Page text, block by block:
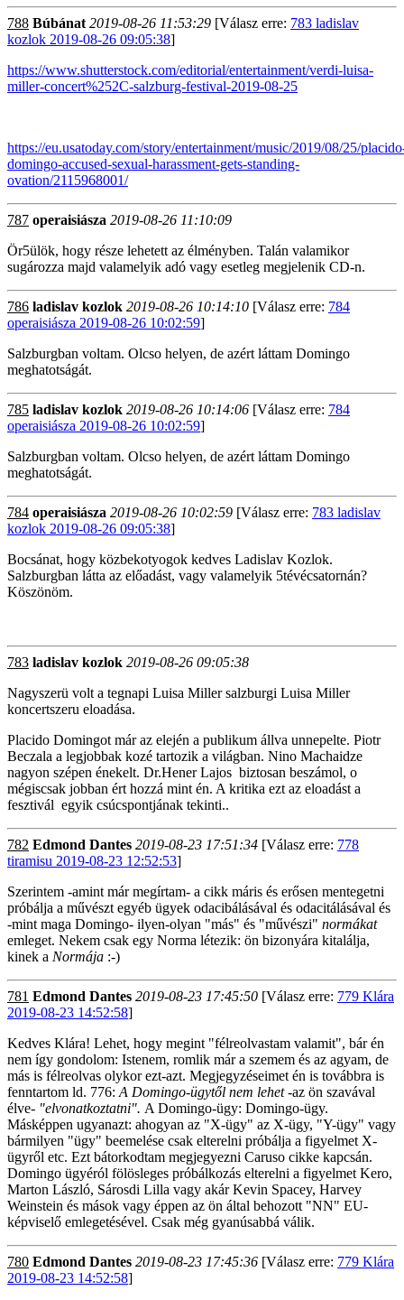
788 Búbánat 2019-08-26 11:53:29 [Válasz erre: 783 ladislav
kozlok 2019-08-26 09:05:38]
https://www.shutterstock.com/editorial/entertainment/verdi-luisa-
miller-concert%252C-salzburg-festival-2019-08-25
https://eu.usatoday.com/story/entertainment/music/2019/08/25/
domingo-accused-sexual-harassment-gets-standing-
ovation/2115968001/
787 operaisiásza 2019-08-26 11:10:09
Ör5ülök, hogy része lehetett az élményben. Talán valamikor
sugározza majd valamelyik adó vagy esetleg megjelenik CD-n.
786 ladislav kozlok 2019-08-26 10:14:10 [Válasz erre: 784
operaisiásza 2019-08-26 10:02:59]
Salzburgban voltam. Olcso helyen, de azért láttam Domingo
meghatotságát.
785 ladislav kozlok 2019-08-26 10:14:06 [Válasz erre: 784
operaisiásza 2019-08-26 10:02:59]
Salzburgban voltam. Olcso helyen, de azért láttam Domingo
meghatotságát.
784 operaisiásza 2019-08-26 10:02:59 [Válasz erre: 783 ladislav
kozlok 2019-08-26 09:05:38]
Bocsánat, hogy közbekotyogok kedves Ladislav Kozlok.
Salzburgban látta az előadást, vagy valamelyik 5tévécsatornán?
Köszönöm.
783 ladislav kozlok 2019-08-26 09:05:38
Nagyszerü volt a tegnapi Luisa Miller salzburgi Luisa Miller
koncertszeru eloadása.
Placido Domingot már az elején a publikum állva unnepelte. Piotr
Beczala a legjobbak kozé tartozik a világban. Nino Machaidze
nagyon szépen énekelt. Dr.Hener Lajos biztosan beszámol, o
mégiscsak jobban ért hozzá mint én. A kritika ezt az eloadást a
fesztivál egyik csúcspontjának tekinti..
782 Edmond Dantes 2019-08-23 17:51:34 [Válasz erre: 778
tiramisu 2019-08-23 12:52:53]
Szerintem -amint már megírtam- a cikk máris és erősen mentegetni
próbálja a művészt egyéb ügyek odacibálásával és odacitálásával és
-mint maga Domingo- ilyen-olyan "más" és "művészi" normákat
emleget. Nekem csak egy Norma létezik: ön bizonyára kitalálja,
kinek a Normája :-)
781 Edmond Dantes 2019-08-23 17:45:50 [Válasz erre: 779 Klára
2019-08-23 14:52:58]
Kedves Klára! Lehet, hogy megint "félreolvastam valamit", bár én
nem így gondolom: Istenem, romlik már a szemem és az agyam, de
más is félreolvas olykor ezt-azt. Megjegyzéseimet én is továbbra is
fenntartom ld. 776: A Domingo-ügytől nem lehet-az ön szavával
élve- "elvonatkoztatni". A Domingo-ügy: Domingo-ügy.
Másképpen ugyanazt: ahogyan az "X-ügy" az X-ügy, "Y-ügy" vagy
bármilyen "ügy" beemelése csak elterelni próbálja a figyelmet X-
ügyről etc. Ezt bátorkodtam megjegyezni Caruso cikke kapcsán.
Domingo ügyéról fölösleges próbálkozás elterelni a figyelmet Kero,
Marton László, Sárosdi Lilla vagy akár Kevin Spacey, Harvey
Weinstein és mások vagy éppen az ön által behozott "NN" EU-
képviselő emlegetésével. Csak még gyanúsabbá válik.
780 Edmond Dantes 2019-08-23 17:45:36 [Válasz erre: 779 Klára
2019-08-23 14:52:58]